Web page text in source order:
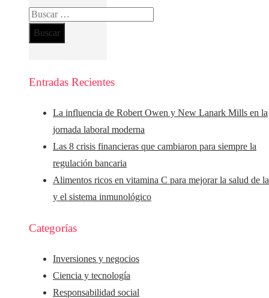
Buscar:
Entradas Recientes
La influencia de Robert Owen y New Lanark Mills en la
jornada laboral moderna
Las 8 crisis financieras que cambiaron para siempre la
regulación bancaria
Alimentos ricos en vitamina C para mejorar la salud de
y el sistema inmunológico
Categorías
Inversiones y negocios
Ciencia y tecnología
Responsabilidad social